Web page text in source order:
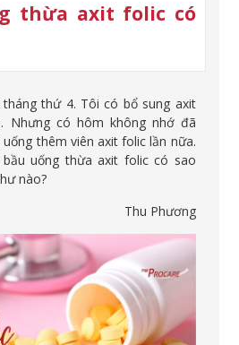
thừa axit folic có
thứ 4. Tôi có bổ sung axit
Nhưng có hôm không nhớ đã
thêm viên axit folic lần nữa.
uống thừa axit folic có sao
nào?
Thu Phương